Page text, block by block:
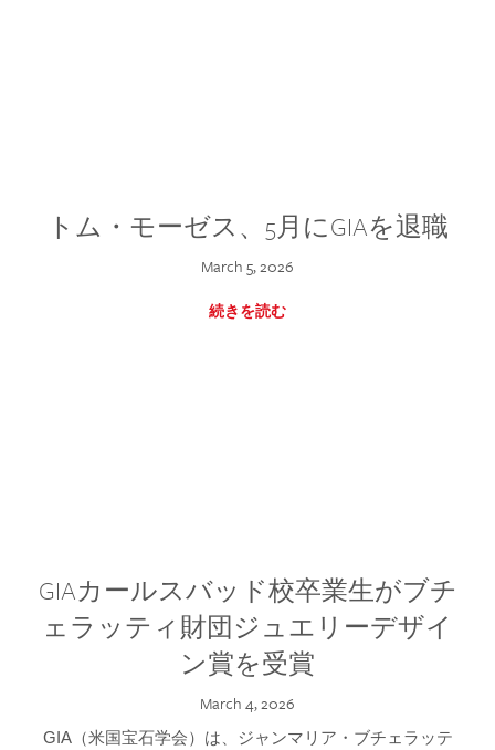
トム・モーゼス、5月にGIAを退職
March 5, 2026
続きを読む
GIAカールスバッド校卒業生がブチ
ェラッティ財団ジュエリーデザイ
ン賞を受賞
March 4, 2026
GIA（米国宝石学会）は、ジャンマリア・ブチェラッテ